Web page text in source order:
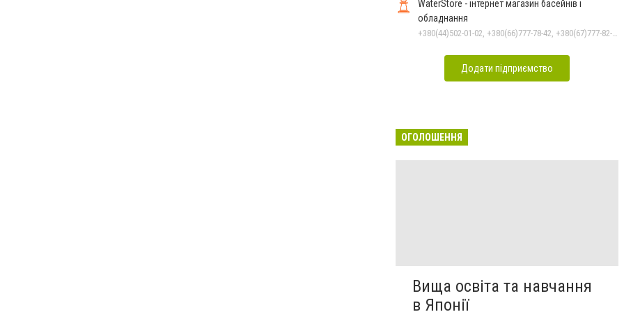
WaterStore - інтернет магазин басейнів і
обладнання
+380(44)502-01-02, +380(66)777-78-42, +380(67)777-82-19, +380(67)890-80-80, +380(73)890-80-80, +380(44)502-01-03
Додати підприємство
ОГОЛОШЕННЯ
Вища освіта та навчання
в Японії